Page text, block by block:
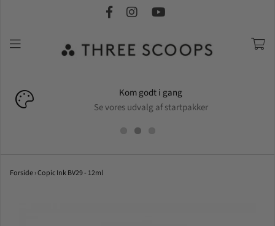
Kom godt i gang
Se vores udvalg af startpakker
Forside›Copic Ink BV29 - 12ml